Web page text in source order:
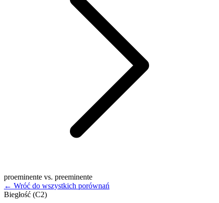
proeminente vs. preeminente
← Wróć do wszystkich porównań
Biegłość (C2)